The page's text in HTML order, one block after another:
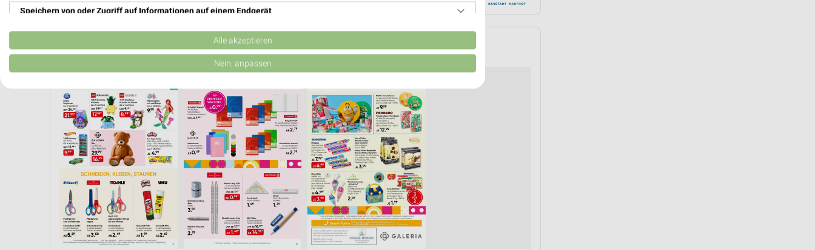
Speichern von oder Zugriff auf Informationen auf einem Endgerät
Verwendung reduzierter Daten zur Auswahl von Werbeanzeigen
Erstellung von Profilen für personalisierte Werbung
Erstellung von Profilen zur Personalisierung von Inhalten
Verwendung von Profilen zur Auswahl personalisierter Inhalte
Messung der Werbeleistung
Messung der Performance von Inhalten
Analyse von Zielgruppen durch Statistiken oder Kombinationen von Daten aus verschiedenen
Entwicklung und Verbesserung der Angebote
Alle akzeptieren
Nein, anpassen